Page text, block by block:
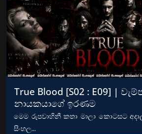
True Blood [S02 : E09] |
නායකයාගේ ඉරණම
මෙම රුපවාහිනී කතා මාලා කොටසට
සිංහල...